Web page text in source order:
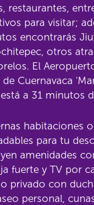
restaurantes,
para visitar;
encontrarás
otros
El
Cuernavaca
a 31 minutos
habitaciones
para tu
amenidades
fuerte y TV por
privado con
personal,